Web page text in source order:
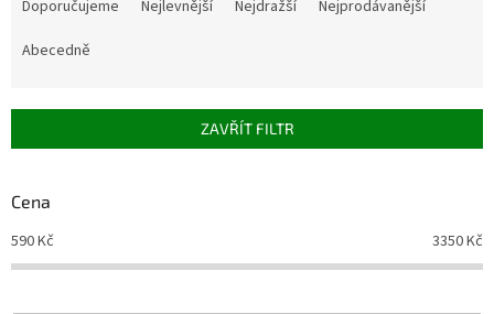
r
d
k
t
Doporučujeme Nejlevnější Nejdražší
Nejprodávanější
Abecedně
ZAVŘÍT FILTR
Cena
590Kč 3350Kč